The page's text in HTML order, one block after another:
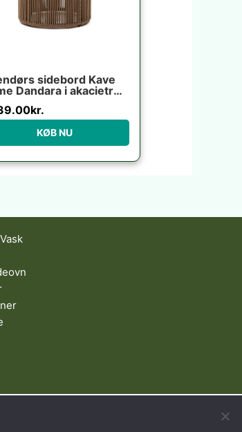
sidebord Kave
Dandara i akacietræ
sortkr.
KØB NU
| UAE